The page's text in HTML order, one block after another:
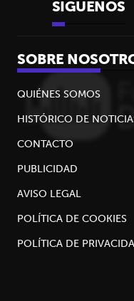
SÍGUENOS
SOBRE
QUIÉNES SOMOS
HISTÓRICO DE
CONTACTO
PUBLICIDAD
AVISO LEGAL
POLÍTICA DE COOKIES
POLÍTICA DE